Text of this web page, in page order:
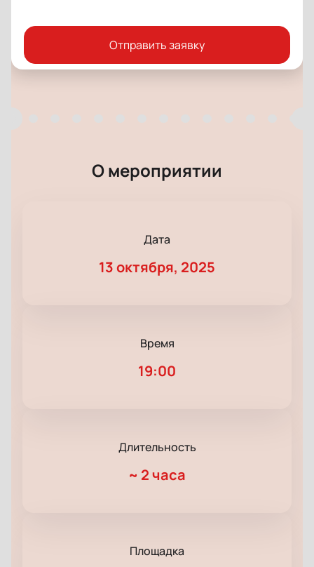
Отправить заявку
О мероприятии
Дата
13 октября, 2025
Время
19:00
Длительность
~ 2 часа
Площадка